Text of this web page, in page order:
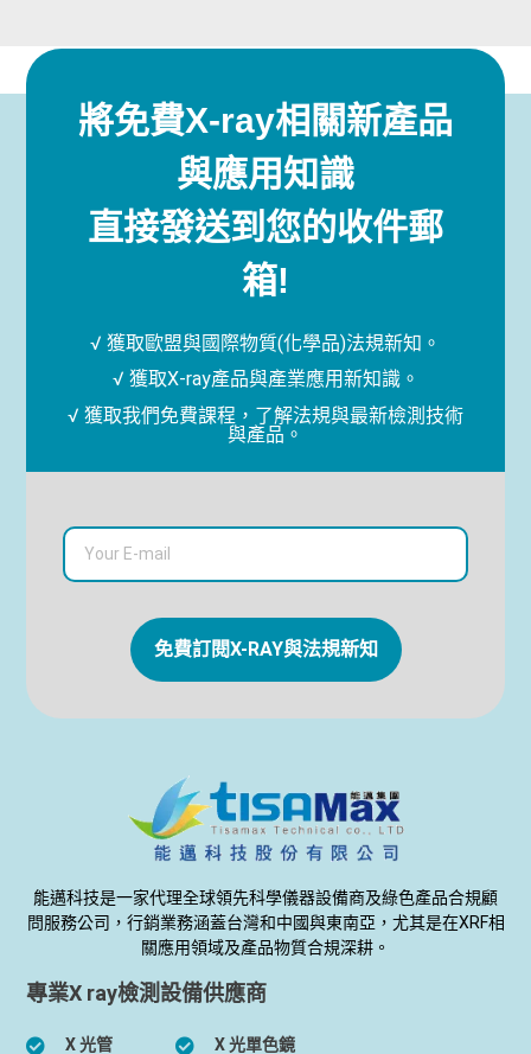
將免費X-ray相關新產品
與應用知識
直接發送到您的收件郵
箱!
√ 獲取歐盟與國際物質(化學品)法規新知。
√ 獲取X-ray產品與產業應用新知識。
√ 獲取我們免費課程，了解法規與最新檢測技術
與產品。
免費訂閱X-RAY與法規新知
能邁科技是一家代理全球領先科學儀器設備商及綠色產品合規顧
問服務公司，行銷業務涵蓋台灣和中國與東南亞，尤其是在XRF相
關應用領域及產品物質合規深耕。
專業X ray檢測設備供應商
X 光管 X 光單色鏡